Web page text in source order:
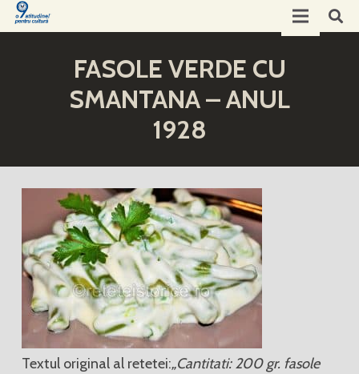
FASOLE VERDE CU
SMANTANA – ANUL
1928
Textul original al retetei:„Cantitati: 200 gr. fasole